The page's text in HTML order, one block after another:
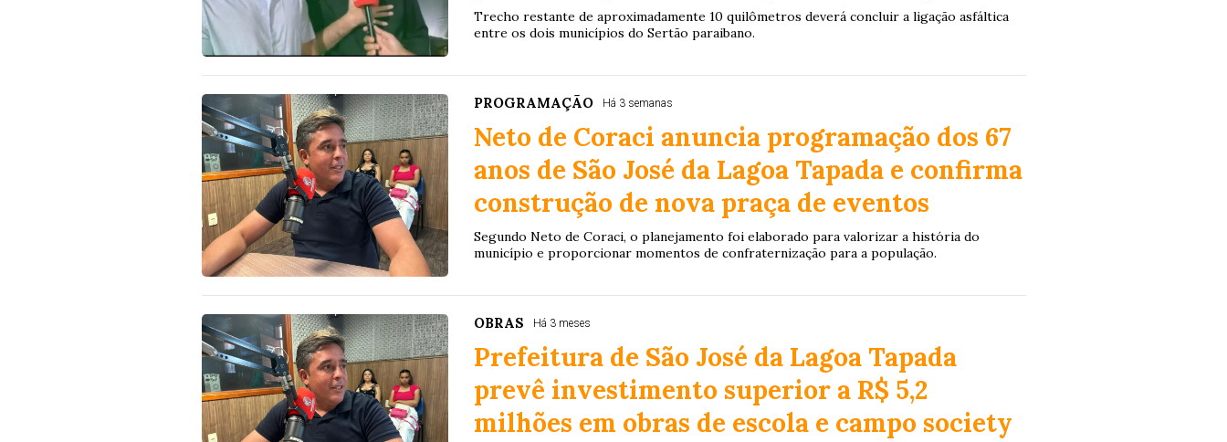
Trecho restante de aproximadamente 10 quilômetros deverá concluir a ligação asfáltica
entre os dois municípios do Sertão paraibano.
PROGRAMAÇÃO Há 3 semanas
Neto de Coraci anuncia programação dos 67
anos de São José da Lagoa Tapada e confirma
construção de nova praça de eventos
Segundo Neto de Coraci, o planejamento foi elaborado para valorizar a história do
município e proporcionar momentos de confraternização para a população.
OBRAS Há 3 meses
Prefeitura de São José da Lagoa Tapada
prevê investimento superior a R$ 5,2
milhões em obras de escola e campo society